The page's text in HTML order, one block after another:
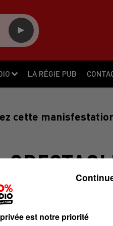
LA RÉGIE PUB
cette
»
est notre priorité